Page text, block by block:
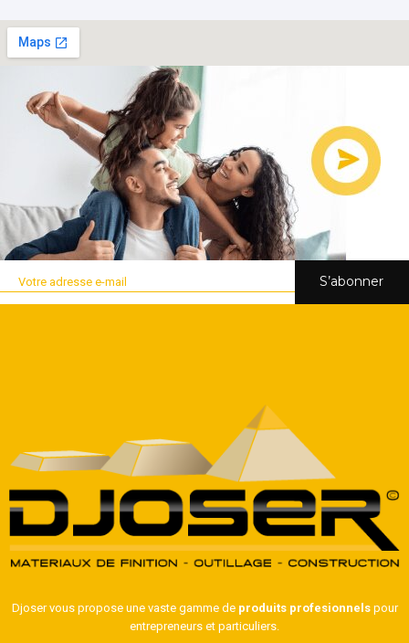
S’abonner
Djoser vous propose une vaste gamme de produits profesionnelspour
entrepreneurs et particuliers.